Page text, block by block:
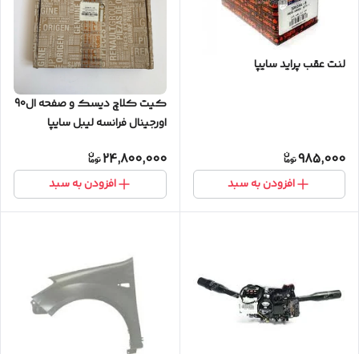
لنت عقب پراید سایپا
985,000
افزودن به سبد
کیت کلاچ دیسک و صفحه ال90
اورجینال فرانسه لیبل سایپا
24,800,000
افزودن به سبد